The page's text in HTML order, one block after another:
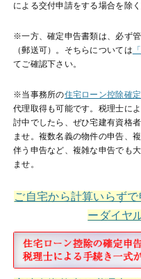
による交付申請をする場合を除く
※一方、確定申告書類は、必ず
（郵送可）。そちらについては
てご確認下さい。
※当事務所の住宅ローン控除確
代理取得も可能です。税理士に
討中でしたら、ぜひ宅建有資格
ませ。複数名義の物件の申告、
伴う申告など、複雑な申告でも
ませ。
ご自宅から計算いらず
ーダイヤ